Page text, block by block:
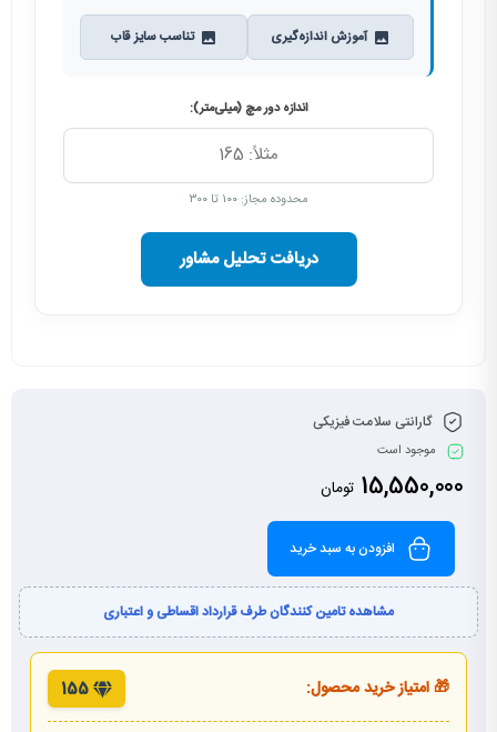
آموزش اندازه‌گیری تناسب سایز قاب
اندازه دور مچ (میلی‌متر):
محدوده مجاز: ۱۰۰ تا ۳۰۰
دریافت تحلیل مشاور
گارانتی سلامت فیزیکی
موجود است
15,550,000 تومان
افزودن به سبد خرید
مشاهده تامین کنندگان طرف قرارداد اقساطی و اعتباری
🎁 امتیاز خرید محصول: 155